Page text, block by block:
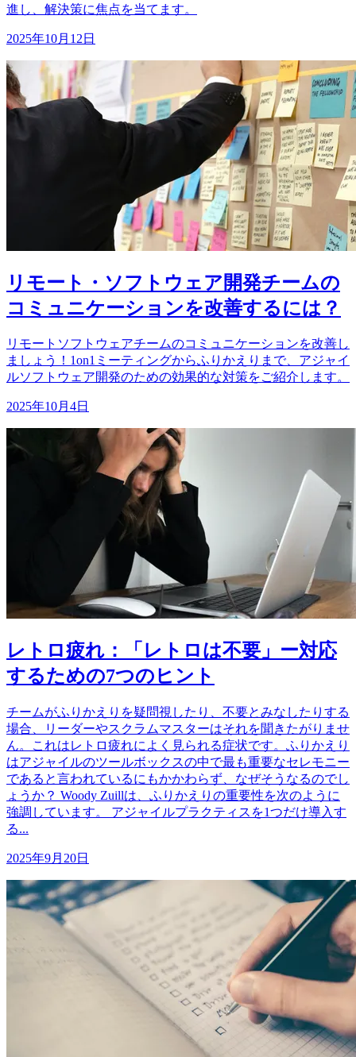
進し、解決策に焦点を当てます。
2025年10月12日
リモート・ソフトウェア開発チームの
コミュニケーションを改善するには？
リモートソフトウェアチームのコミュニケーションを改善し
ましょう！1on1ミーティングからふりかえりまで、アジャイ
ルソフトウェア開発のための効果的な対策をご紹介します。
2025年10月4日
レトロ疲れ：「レトロは不要」ー対応
するための7つのヒント
チームがふりかえりを疑問視したり、不要とみなしたりする
場合、リーダーやスクラムマスターはそれを聞きたがりませ
ん。これはレトロ疲れによく見られる症状です。ふりかえり
はアジャイルのツールボックスの中で最も重要なセレモニー
であると言われているにもかかわらず、なぜそうなるのでし
ょうか？ Woody Zuillは、ふりかえりの重要性を次のように
強調しています。 アジャイルプラクティスを1つだけ導入す
る...
2025年9月20日